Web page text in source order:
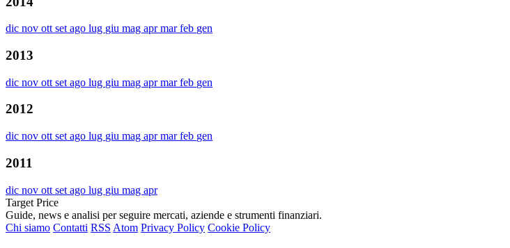
dic nov ott set ago lug giu mag aprmarfeb gen
2013
dic nov ott set ago lug giu mag aprmarfeb gen
2012
dic nov ott set ago lug giu mag aprmarfeb gen
2011
dic nov ott set ago lug giu mag apr
Target Price
Guide, news e analisi per seguire mercati, aziende e strumenti finanziari.
Chi siamo Contatti RSS Atom Privacy Policy Cookie Policy